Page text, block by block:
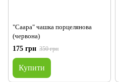
"Саара" чашка порцелянова
(червона)
175 грн 350 грн
Купити